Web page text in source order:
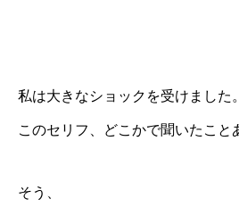
私は大きなショックを受けました。
このセリフ、どこかで聞いたこと
そう、